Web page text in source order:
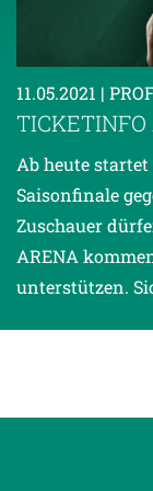
Weitere
Empfänger
11.05.2021 |
Ab heute
Saisonfinale
Zuschauer
ARENA
unterstützen.